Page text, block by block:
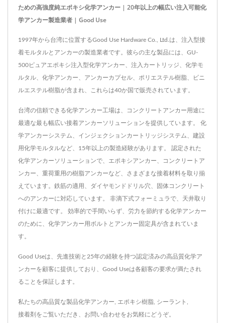
ための高強度純エポキシ化学アンカー | 20年以上の幅広い注入可能化
学アンカー製造業者 | Good Use
1997年から台湾に位置するGood Use Hardware Co., Ltd.は、注入型接
着モルタルとアンカーの製造業者です。彼らの主な製品には、GU-
500ピュアエポキシ注入型化学アンカー、注入カートリッジ、化学モ
ルタル、化学アンカー、アンカーカプセル、ポリエステル樹脂、ビニ
ルエステル樹脂が含まれ、これらは40か国で販売されています。
台湾の信頼できる化学アンカー工場は、コンクリートアンカー用途に
最適な最も幅広い接着アンカーソリューションを提供しています。 化
学アンカーシステム、インジェクションカートリッジシステム、建設
用化学モルタルなど、15年以上の製造経験があります。 認定された
化学アンカーソリューションで、エポキシアンカー、コンクリートア
ンカー、重荷重用の樹脂アンカーなど、さまざまな接着材料を取り揃
えています。鉄筋の適用、ダイヤモンドドリル穴、固体コンクリート
へのアンカーに対応しています。 非滴下式フォーミュラで、天井取り
付けに最適です。 効率的で手間いらず、労力を節約する化学アンカー
のために、化学アンカー用ボルトとアンカー固定具が含まれていま
す。
Good Useは、先進技術と25年の経験を持つ認定済みの高品質化学ア
ンカーを顧客に提供しており、Good Useは各顧客の要求が満たされ
ることを保証します。
私たちの高品質な製品化学アンカー エポキシ樹脂 シーラント
接着剤 をご覧いただき、 お問い合わせをお気軽にどうぞ。